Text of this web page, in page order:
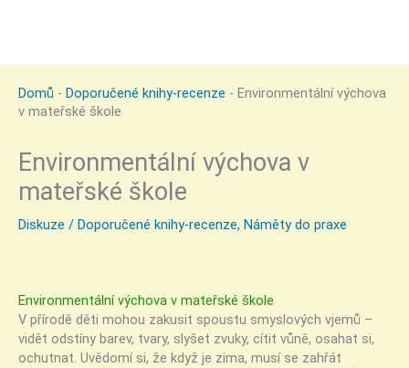
Domů - Doporučené knihy-recenze - Environmentální výchova
v mateřské škole
Environmentální výchova v
mateřské škole
Diskuze / Doporučené knihy-recenze, Náměty do praxe
Environmentální výchova v mateřské škole
V přírodě děti mohou zakusit spoustu smyslových vjemů –
vidět odstíny barev, tvary, slyšet zvuky, cítit vůně, osahat si,
ochutnat. Uvědomí si, že když je zima, musí se zahřát